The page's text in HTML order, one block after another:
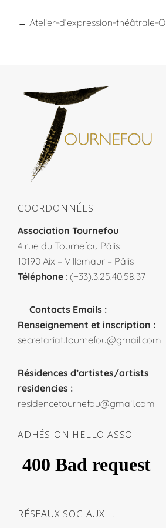
← Atelier-d’expression-théâtrale-
COORDONNÉES
Association Tournefou
4 rue du Tournefou Pâlis
10190 Aix – Villemaur – Pâlis
Téléphone : (+33).3.25.40.58.37
Contacts Emails :
Renseignement et inscription :
secretariat.tournefou@gmail.com
Résidences d’artistes/artists
residencies :
residencetournefou@gmail.com
ADHÉSION HELLO ASSO
RÉSEAUX SOCIAUX …